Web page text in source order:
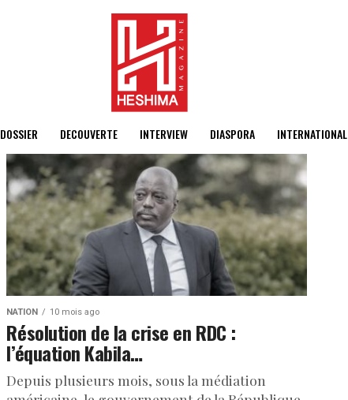
DOSSIER DECOUVERTE INTERVIEW DIASPORA INTERNATIONAL
NATION 10 mois ago
Résolution de la crise en RDC :
l’équation Kabila…
Depuis plusieurs mois, sous la médiation